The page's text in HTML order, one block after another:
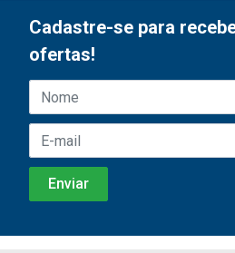
Cadastre-se para
ofertas!